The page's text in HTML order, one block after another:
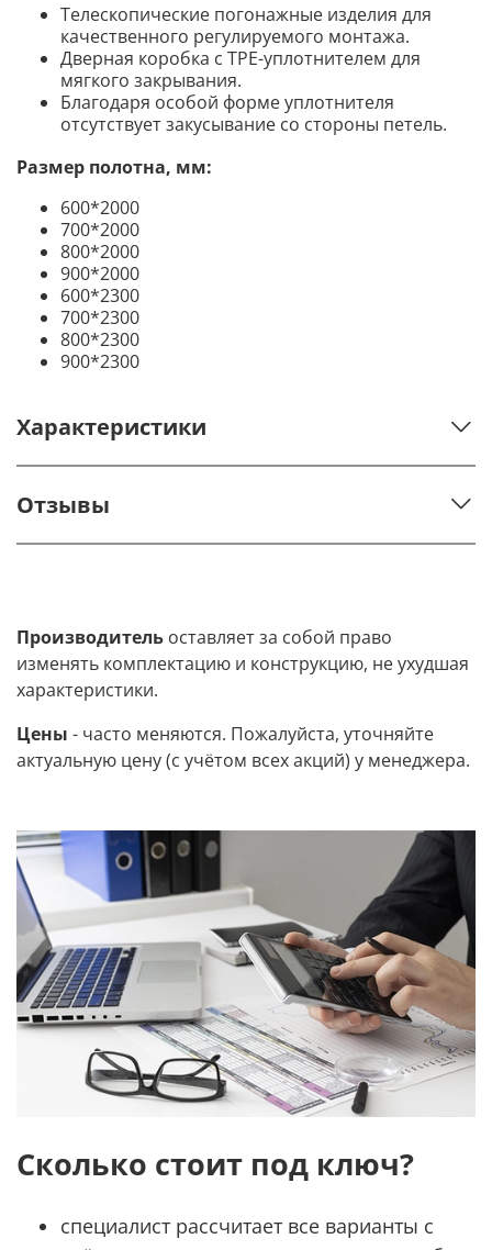
Телескопические погонажные изделия для
качественного регулируемого монтажа.
Дверная коробка с TPE-уплотнителем для
мягкого закрывания.
Благодаря особой форме уплотнителя
отсутствует закусывание со стороны петель.
Размер полотна, мм:
600*2000
700*2000
800*2000
900*2000
600*2300
700*2300
800*2300
900*2300
Характеристики
Отзывы
Производитель оставляет за собой право
изменять комплектацию и конструкцию, не ухудшая
характеристики.
Цены - часто меняются. Пожалуйста, уточняйте
актуальную цену (с учётом всех акций) у менеджера.
Сколько стоит под ключ?
специалист рассчитает все варианты с